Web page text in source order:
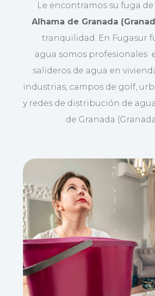
Le encontramos su fuga
Alhama de Granada
tranquilidad. En Fugasur
agua somos profesionales
salideros de agua en
industrias, campos de golf,
y redes de distribución de
de Granada